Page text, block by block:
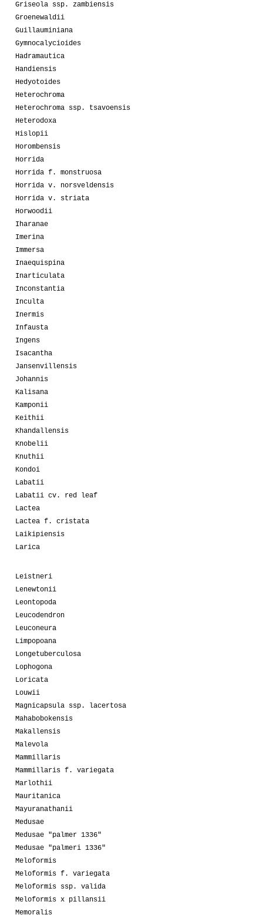
Griseola ssp. zambiensis
Groenewaldii
Guillauminiana
Gymnocalycioides
Hadramautica
Handiensis
Hedyotoides
Heterochroma
Heterochroma ssp. tsavoensis
Heterodoxa
Hislopii
Horombensis
Horrida
Horrida f. monstruosa
Horrida v. norsveldensis
Horrida v. striata
Horwoodii
Iharanae
Imerina
Immersa
Inaequispina
Inarticulata
Inconstantia
Inculta
Inermis
Infausta
Ingens
Isacantha
Jansenvillensis
Johannis
Kalisana
Kamponii
Keithii
Khandallensis
Knobelii
Knuthii
Kondoi
Labatii
Labatii cv. red leaf
Lactea
Lactea f. cristata
Laikipiensis
Larica
Leistneri
Lenewtonii
Leontopoda
Leucodendron
Leuconeura
Limpopoana
Longetuberculosa
Lophogona
Loricata
Louwii
Magnicapsula ssp. lacertosa
Mahabobokensis
Makallensis
Malevola
Mammillaris
Mammillaris f. variegata
Marlothii
Mauritanica
Mayuranathanii
Medusae
Medusae "palmer 1336"
Medusae "palmeri 1336"
Meloformis
Meloformis f. variegata
Meloformis ssp. valida
Meloformis x pillansii
Memoralis